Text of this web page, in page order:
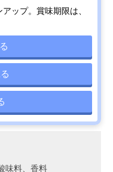
ップ。賞味期限は、
味料、香料